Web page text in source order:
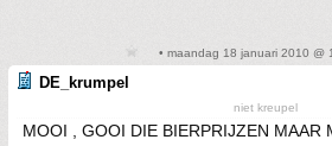
• maandag 18 januari 2010 @
DE_krumpel
niet kreupel
MOOI , GOOI DIE BIERPRIJZEN MAAR